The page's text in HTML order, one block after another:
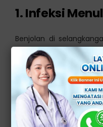
1. Infeksi
Benjolan di
beberapa jenis IMS,
kutil kelamin.
2.
Getah Bening